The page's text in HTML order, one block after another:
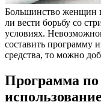
Большинство женщин
ли вести борьбу со
условиях.
составить программу
средства, то можно
Программа по